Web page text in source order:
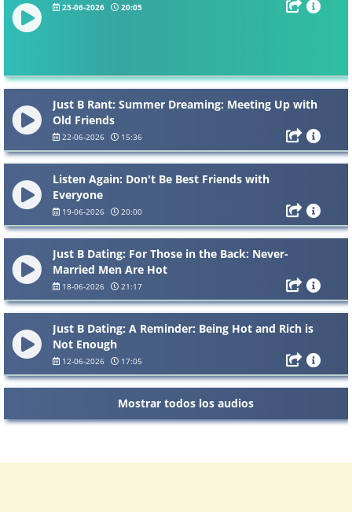
25-06-2026 20:05
Just B Rant: Summer Dreaming: Meeting Up with
Old Friends
22-06-2026 15:36
Listen Again: Don't Be Best Friends with
Everyone
19-06-2026 20:00
Just B Dating: For Those in the Back: Never-
Married Men Are Hot
18-06-2026 21:17
Just B Dating: A Reminder: Being Hot and Rich is
Not Enough
12-06-2026 17:05
Mostrar todos los audios